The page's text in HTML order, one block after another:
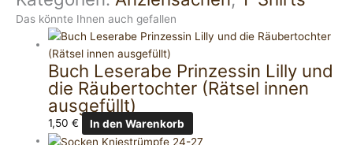
Das könnte Ihnen auch gefallen
Buch Leserabe Prinzessin Lilly und
die Räubertochter (Rätsel innen
ausgefüllt)
1,50€ In den Warenkorb